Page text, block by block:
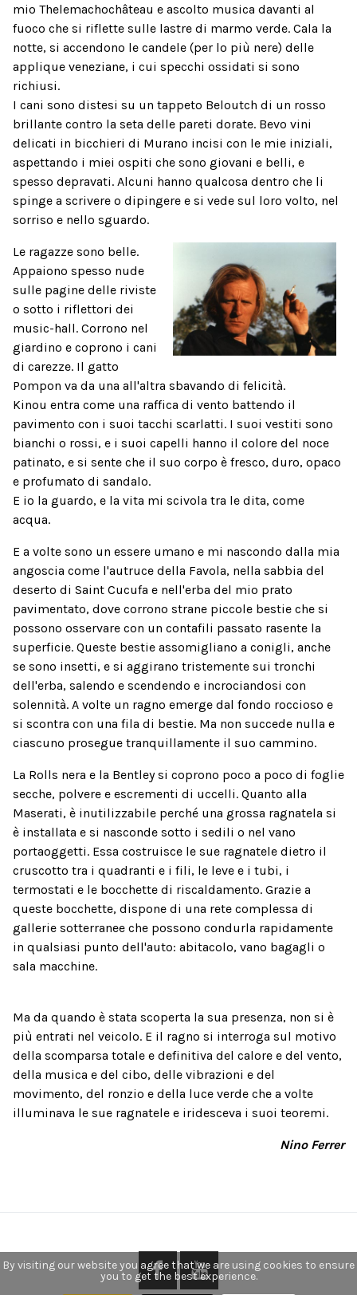
mio Thelemachochâteau e ascolto musica davanti al
fuoco che si riflette sulle lastre di marmo verde. Cala la
notte, si accendono le candele (per lo più nere) delle
applique veneziane, i cui specchi ossidati si sono
richiusi.
I cani sono distesi su un tappeto Beloutch di un rosso
brillante contro la seta delle pareti dorate. Bevo vini
delicati in bicchieri di Murano incisi con le mie iniziali,
aspettando i miei ospiti che sono giovani e belli, e
spesso depravati. Alcuni hanno qualcosa dentro che li
spinge a scrivere o dipingere e si vede sul loro volto, nel
sorriso e nello sguardo.
Le ragazze sono belle.
Appaiono spesso nude
sulle pagine delle riviste
o sotto i riflettori dei
music-hall. Corrono nel
giardino e coprono i cani
di carezze. Il gatto
Pompon va da una all'altra sbavando di felicità.
Kinou entra come una raffica di vento battendo il
pavimento con i suoi tacchi scarlatti. I suoi vestiti sono
bianchi o rossi, e i suoi capelli hanno il colore del noce
patinato, e si sente che il suo corpo è fresco, duro, opaco
e profumato di sandalo.
E io la guardo, e la vita mi scivola tra le dita, come
acqua.
E a volte sono un essere umano e mi nascondo dalla mia
angoscia come l'autruce della Favola, nella sabbia del
deserto di Saint Cucufa e nell'erba del mio prato
pavimentato, dove corrono strane piccole bestie che si
possono osservare con un contafili passato rasente la
superficie. Queste bestie assomigliano a conigli, anche
se sono insetti, e si aggirano tristemente sui tronchi
dell'erba, salendo e scendendo e incrociandosi con
solennità. A volte un ragno emerge dal fondo roccioso e
si scontra con una fila di bestie. Ma non succede nulla e
ciascuno prosegue tranquillamente il suo cammino.
La Rolls nera e la Bentley si coprono poco a poco di foglie
secche, polvere e escrementi di uccelli. Quanto alla
Maserati, è inutilizzabile perché una grossa ragnatela si
è installata e si nasconde sotto i sedili o nel vano
portaoggetti. Essa costruisce le sue ragnatele dietro il
cruscotto tra i quadranti e i fili, le leve e i tubi, i
termostati e le bocchette di riscaldamento. Grazie a
queste bocchette, dispone di una rete complessa di
gallerie sotterranee che possono condurla rapidamente
in qualsiasi punto dell'auto: abitacolo, vano bagagli o
sala macchine.
Ma da quando è stata scoperta la sua presenza, non si è
più entrati nel veicolo. E il ragno si interroga sul motivo
della scomparsa totale e definitiva del calore e del vento,
della musica e del cibo, delle vibrazioni e del
movimento, del ronzio e della luce verde che a volte
illuminava le sue ragnatele e iridesceva i suoi teoremi.
Nino Ferrer
By visiting our website you agree that we are using cookies to ensure
you to get the best experience.